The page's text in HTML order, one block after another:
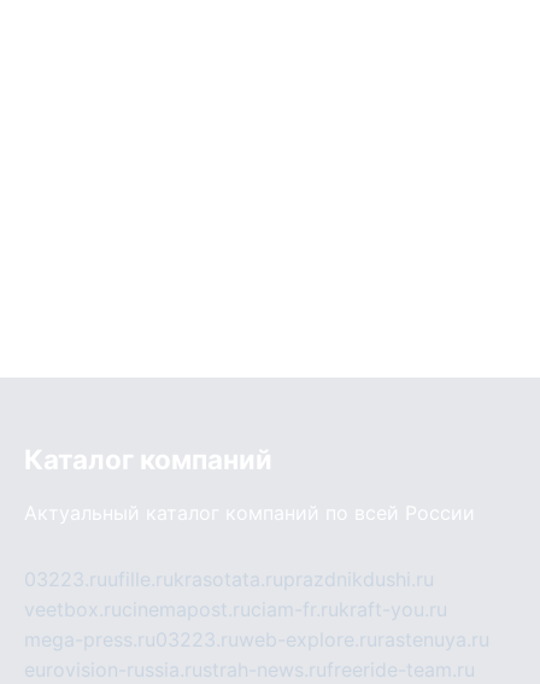
Каталог компаний
Актуальный каталог компаний по всей России
03223.ruufille.rukrasotata.ruprazdnikdushi.ru
veetbox.rucinemapost.ruciam-fr.rukraft-you.ru
mega-press.ru03223.ruweb-explore.ru rastenuya.ru
eurovision-russia.rustrah-news.rufreeride-team.ru